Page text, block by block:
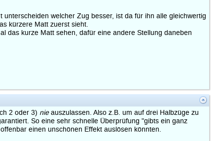
welcher Zug besser, ist da für ihn alle gleichwertig
kürzere Matt zuerst sieht.
das kurze Matt sehen, dafür eine andere Stellung daneben
2 oder 3) nieauszulassen. Also z.B. um auf drei Halbzüge zu
So eine sehr schnelle Überprüfung "gibts ein ganz
einen unschönen Effekt auslösen könnten.